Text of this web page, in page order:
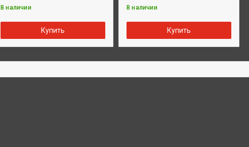
В наличии
Купить
В наличии
Купить